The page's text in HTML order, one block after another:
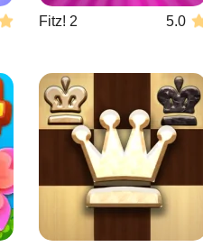
Fitz! 2 5.0